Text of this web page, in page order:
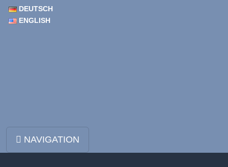
DEUTSCH
ENGLISH
Hauptnavigation
NAVIGATION